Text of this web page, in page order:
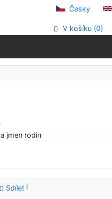
Česky
V košíku (0)
jmen rodin
Sdílet